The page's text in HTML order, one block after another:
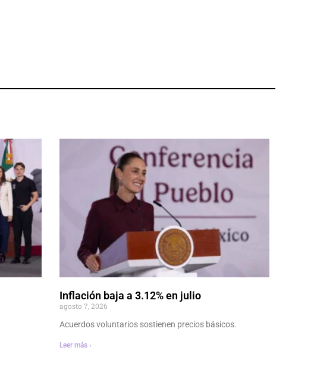
Inflación baja a 3.12% en julio
agosto 7, 2026
Acuerdos voluntarios sostienen precios básicos.
Leer más ›